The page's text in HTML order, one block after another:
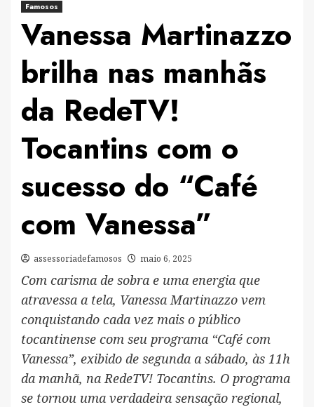
Famosos
Vanessa Martinazzo
brilha nas manhãs
da RedeTV!
Tocantins com o
sucesso do “Café
com Vanessa”
assessoriadefamosos maio 6, 2025
Com carisma de sobra e uma energia que
atravessa a tela, Vanessa Martinazzo vem
conquistando cada vez mais o público
tocantinense com seu programa “Café com
Vanessa”, exibido de segunda a sábado, às 11h
da manhã, na RedeTV! Tocantins. O programa
se tornou uma verdadeira sensação regional,